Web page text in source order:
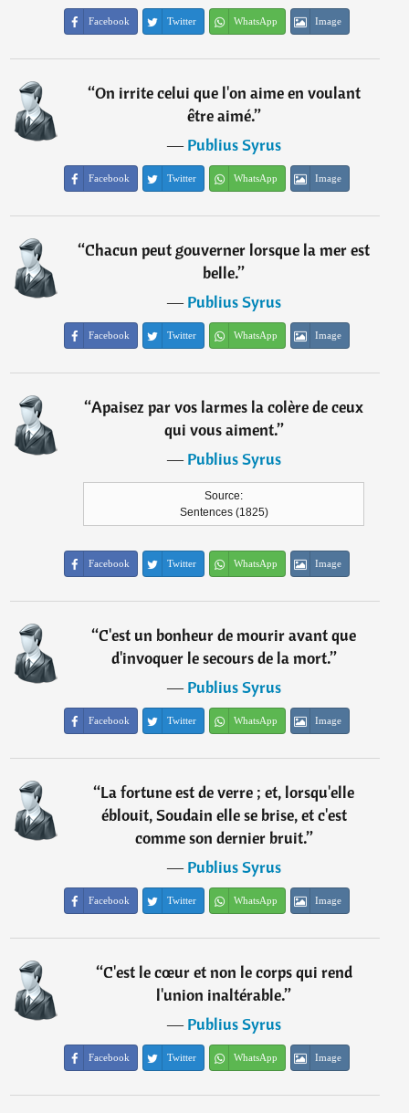
Facebook Twitter WhatsApp Image
“On irrite celui que l'on aime en voulant
être aimé.”
―Publius Syrus
Facebook Twitter WhatsApp Image
“Chacun peut gouverner lorsque la mer est
belle.”
―Publius Syrus
Facebook Twitter WhatsApp Image
“Apaisez par vos larmes la colère de ceux
qui vous aiment.”
―Publius Syrus
Source:
Sentences (1825)
Facebook Twitter WhatsApp Image
“C'est un bonheur de mourir avant que
d'invoquer le secours de la mort.”
―Publius Syrus
Facebook Twitter WhatsApp Image
“La fortune est de verre ; et, lorsqu'elle
éblouit, Soudain elle se brise, et c'est
comme son dernier bruit.”
―Publius Syrus
Facebook Twitter WhatsApp Image
“C'est le cœur et non le corps qui rend
l'union inaltérable.”
―Publius Syrus
Facebook Twitter WhatsApp Image